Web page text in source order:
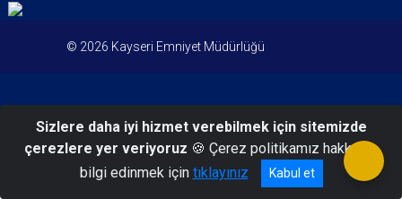
© 2026 Kayseri Emniyet Müdürlüğü
Sizlere daha iyi hizmet verebilmek için sitemizde
çerezlere yer veriyoruz 🍪 Çerez politikamız hakkında
bilgi edinmek için tıklayınız Kabul et